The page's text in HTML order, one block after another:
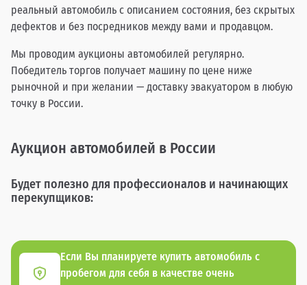
реальный автомобиль с описанием состояния, без скрытых
дефектов и без посредников между вами и продавцом.
Мы проводим аукционы автомобилей регулярно.
Победитель торгов получает машину по цене ниже
рыночной и при желании — доставку эвакуатором в любую
точку в России.
Аукцион автомобилей в России
Будет полезно для профессионалов и начинающих
перекупщиков:
Если Вы планируете купить автомобиль с
пробегом для себя в качестве очень